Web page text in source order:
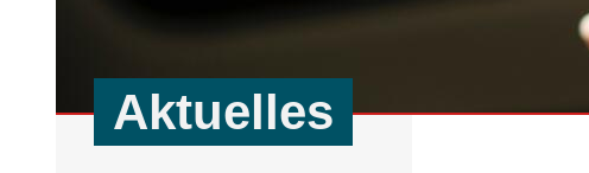
Aktuelles